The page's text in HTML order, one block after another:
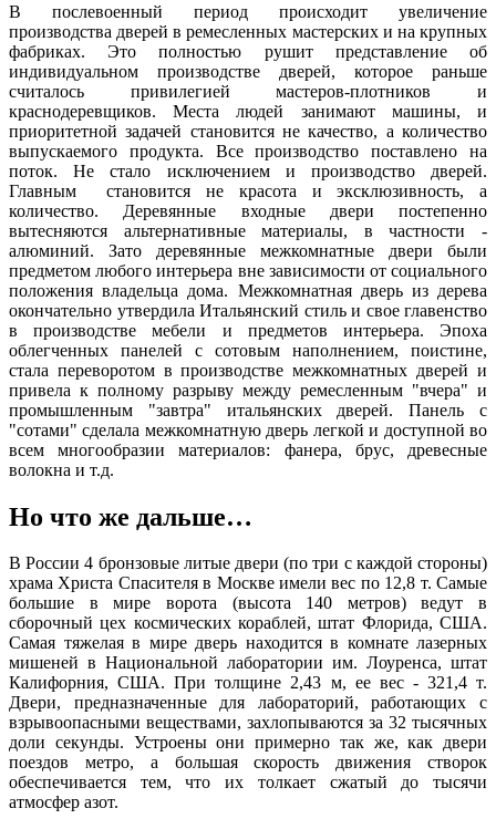
В послевоенный период происходит увеличение
производства дверей в ремесленных мастерских и на крупных
фабриках. Это полностью рушит представление об
индивидуальном производстве дверей, которое раньше
считалось привилегией мастеров-плотников и
краснодеревщиков. Места людей занимают машины, и
приоритетной задачей становится не качество, а количество
выпускаемого продукта. Все производство поставлено на
поток. Не стало исключением и производство дверей.
Главным становится не красота и эксклюзивность, а
количество. Деревянные входные двери постепенно
вытесняются альтернативные материалы, в частности -
алюминий. Зато деревянные межкомнатные двери были
предметом любого интерьера вне зависимости от социального
положения владельца дома. Межкомнатная дверь из дерева
окончательно утвердила Итальянский стиль и свое главенство
в производстве мебели и предметов интерьера. Эпоха
облегченных панелей с сотовым наполнением, поистине,
стала переворотом в производстве межкомнатных дверей и
привела к полному разрыву между ремесленным "вчера" и
промышленным "завтра" итальянских дверей. Панель с
"сотами" сделала межкомнатную дверь легкой и доступной во
всем многообразии материалов: фанера, брус, древесные
волокна и т.д.
Но что же дальше…
В России 4 бронзовые литые двери (по три с каждой стороны)
храма Христа Спасителя в Москве имели вес по 12,8 т. Самые
большие в мире ворота (высота 140 метров) ведут в
сборочный цех космических кораблей, штат Флорида, США.
Самая тяжелая в мире дверь находится в комнате лазерных
мишеней в Национальной лаборатории им. Лоуренса, штат
Калифорния, США. При толщине 2,43 м, ее вес - 321,4 т.
Двери, предназначенные для лабораторий, работающих с
взрывоопасными веществами, захлопываются за 32 тысячных
доли секунды. Устроены они примерно так же, как двери
поездов метро, а большая скорость движения створок
обеспечивается тем, что их толкает сжатый до тысячи
атмосфер азот.